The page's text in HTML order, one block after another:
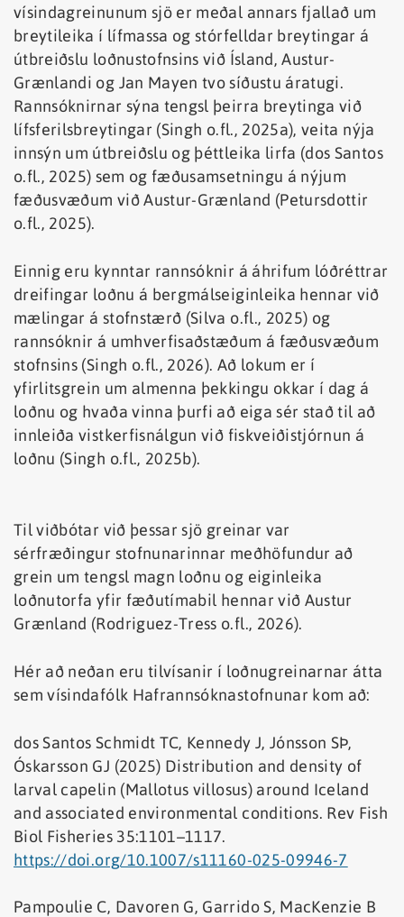
vísindagreinunum sjö er meðal annars fjallað um
breytileika í lífmassa og stórfelldar breytingar á
útbreiðslu loðnustofnsins við Ísland, Austur-
Grænlandi og Jan Mayen tvo síðustu áratugi.
Rannsóknirnar sýna tengsl þeirra breytinga við
lífsferilsbreytingar (Singh o.fl., 2025a), veita nýja
innsýn um útbreiðslu og þéttleika lirfa (dos Santos
o.fl., 2025) sem og fæðusamsetningu á nýjum
fæðusvæðum við Austur-Grænland (Petursdottir
o.fl., 2025).
Einnig eru kynntar rannsóknir á áhrifum lóðréttrar
dreifingar loðnu á bergmálseiginleika hennar við
mælingar á stofnstærð (Silva o.fl., 2025) og
rannsóknir á umhverfisaðstæðum á fæðusvæðum
stofnsins (Singh o.fl., 2026). Að lokum er í
yfirlitsgrein um almenna þekkingu okkar í dag á
loðnu og hvaða vinna þurfi að eiga sér stað til að
innleiða vistkerfisnálgun við fiskveiðistjórnun á
loðnu (Singh o.fl., 2025b).
Til viðbótar við þessar sjö greinar var
sérfræðingur stofnunarinnar meðhöfundur að
grein um tengsl magn loðnu og eiginleika
loðnutorfa yfir fæðutímabil hennar við Austur
Grænland (Rodriguez-Tress o.fl., 2026).
Hér að neðan eru tilvísanir í loðnugreinarnar átta
sem vísindafólk Hafrannsóknastofnunar kom að:
dos Santos Schmidt TC, Kennedy J, Jónsson SÞ,
Óskarsson GJ (2025) Distribution and density of
larval capelin (Mallotus villosus) around Iceland
and associated environmental conditions. Rev Fish
Biol Fisheries 35:1101–1117.
https://doi.org/10.1007/s11160-025-09946-7
Pampoulie C, Davoren G, Garrido S, MacKenzie B